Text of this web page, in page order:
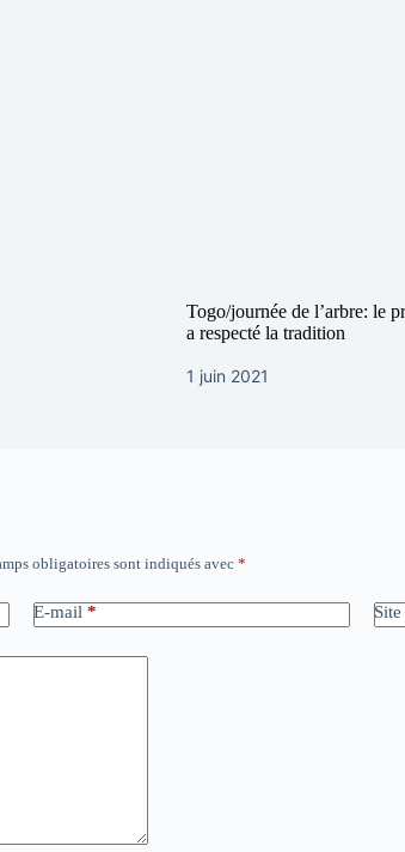
Togo/journée de l’arbre: le
a respecté la tradition
1 juin 2021
obligatoires sont indiqués avec *
E-mail *